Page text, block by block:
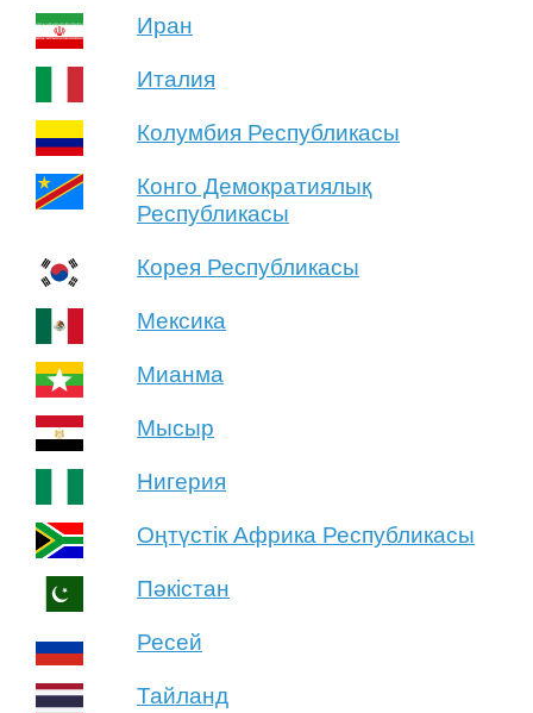
Иран
Италия
Колумбия Республикасы
Конго Демократиялық
Республикасы
Корея Республикасы
Мексика
Мианма
Мысыр
Нигерия
Оңтүстік Африка Республикасы
Пәкістан
Ресей
Тайланд